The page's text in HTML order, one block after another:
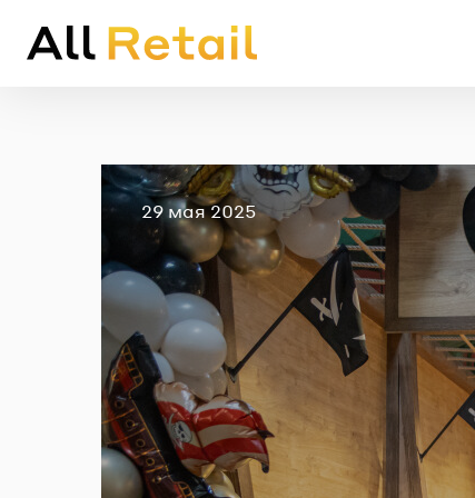
Опубликовано
29 мая 2025